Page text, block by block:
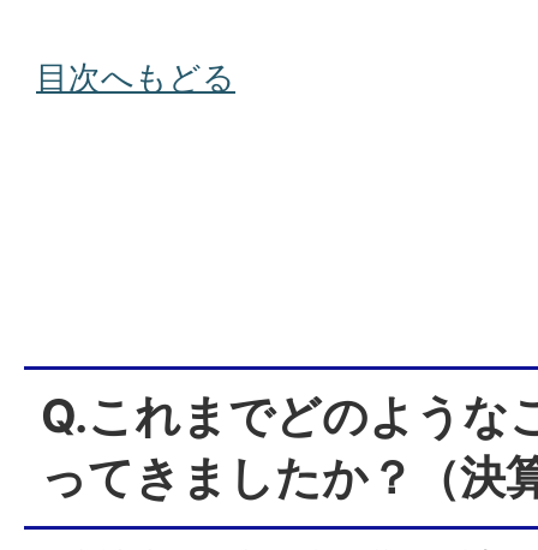
目次へもどる
Q.これまでどのような
ってきましたか？（決